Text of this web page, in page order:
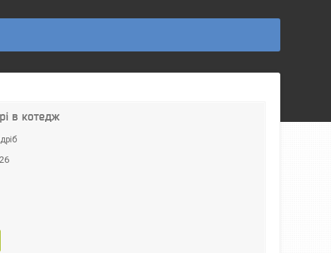
в котедж